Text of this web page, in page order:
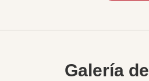
Galería de